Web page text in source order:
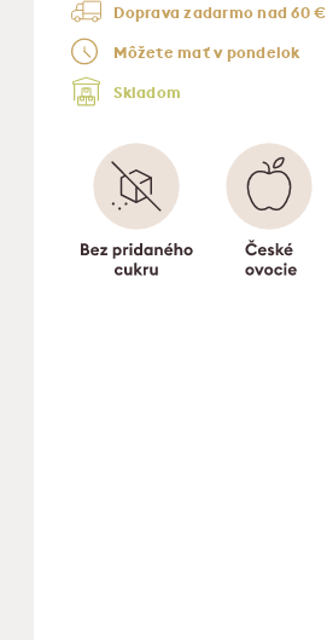
Doprava zadarmo nad 60 €
Môžete mať v pondelok
Skladom